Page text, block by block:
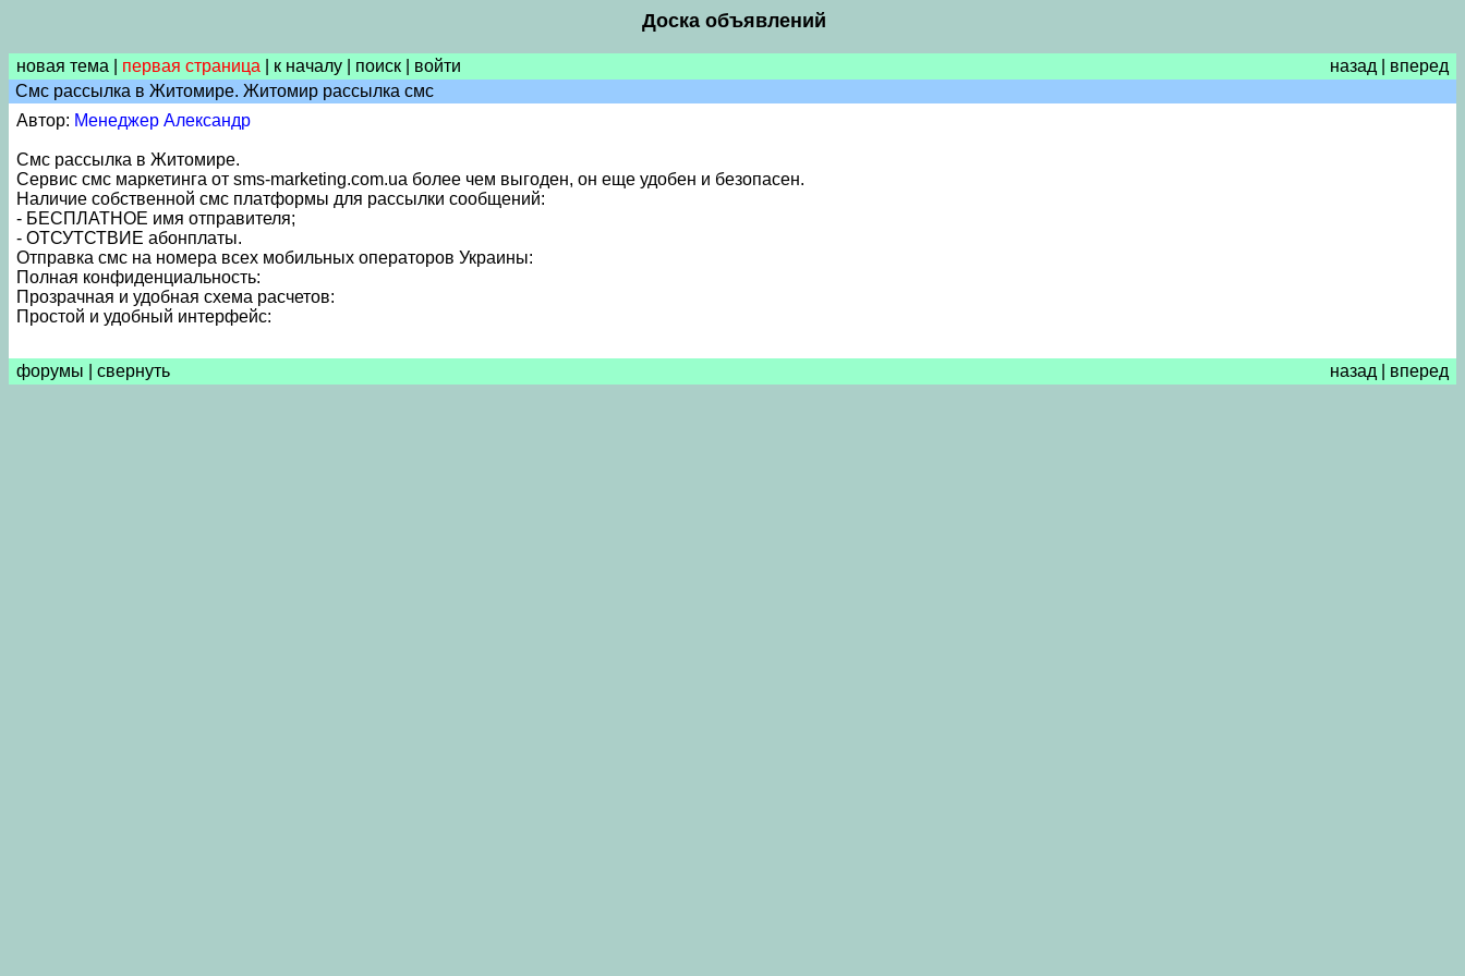
Доска объявлений
новая тема первая страница к началу поиск войти назад
вперед
Смс рассылка в Житомире. Житомир рассылка смс
Автор: Менеджер Александр
Смс рассылка в Житомире.
Сервис смс маркетинга от sms-marketing.com.ua более чем выгоден, он еще удобен и безопасен.
Наличие собственной смс платформы для рассылки сообщений:
- БЕСПЛАТНОЕ имя отправителя;
- ОТСУТСТВИЕ абонплаты.
Отправка смс на номера всех мобильных операторов Украины:
Полная конфиденциальность:
Прозрачная и удобная схема расчетов:
Простой и удобный интерфейс:
форумы свернуть назад вперед